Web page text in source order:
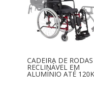
CADEIRA DE RODAS
RECLINÁVEL EM
ALUMÍNIO ATÉ